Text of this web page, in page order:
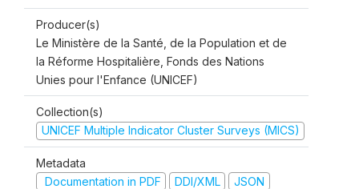
Producer(s)
Le Ministère de la Santé, de la Population et de
la Réforme Hospitalière, Fonds des Nations
Unies pour l'Enfance (UNICEF)
Collection(s)
UNICEF Multiple Indicator Cluster Surveys (MICS)
Metadata
Documentation in PDF
DDI/XML JSON